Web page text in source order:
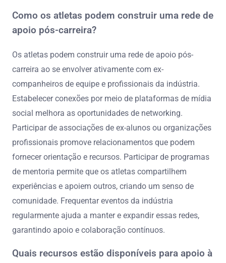
Como os atletas podem construir uma rede de
apoio pós-carreira?
Os atletas podem construir uma rede de apoio pós-
carreira ao se envolver ativamente com ex-
companheiros de equipe e profissionais da indústria.
Estabelecer conexões por meio de plataformas de mídia
social melhora as oportunidades de networking.
Participar de associações de ex-alunos ou organizações
profissionais promove relacionamentos que podem
fornecer orientação e recursos. Participar de programas
de mentoria permite que os atletas compartilhem
experiências e apoiem outros, criando um senso de
comunidade. Frequentar eventos da indústria
regularmente ajuda a manter e expandir essas redes,
garantindo apoio e colaboração contínuos.
Quais recursos estão disponíveis para apoio à